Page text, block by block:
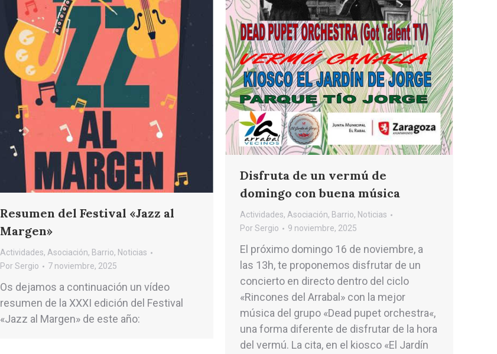
Disfruta de un vermú de
domingo con buena música
Actividades, Asociación, Barrio, Noticias
PorSergio 9 noviembre, 2025
El próximo domingo 16 de noviembre, a
las 13h, te proponemos disfrutar de un
concierto en directo dentro del ciclo
«Rincones del Arrabal» con la mejor
música del grupo «Dead pupet orchestra«,
una forma diferente de disfrutar de la hora
del vermú. La cita, en el kiosco «El Jardín
Resumen del Festival «Jazz al
Margen»
Actividades, Asociación, Barrio, Noticias
PorSergio 7 noviembre, 2025
Os dejamos a continuación un vídeo
resumen de la XXXI edición del Festival
«Jazz al Margen» de este año: